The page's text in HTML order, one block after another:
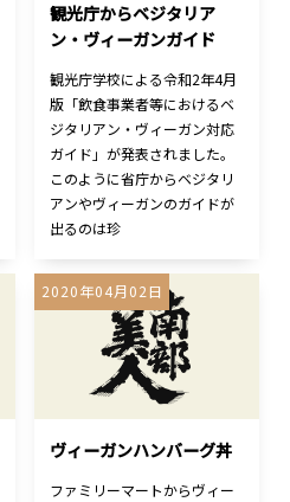
観光庁からベジタリア
ン・ヴィーガンガイド
観光庁学校による令和2年4月
版「飲食事業者等におけるベ
ジタリアン・ヴィーガン対応
ガイド」が発表されました。
このように省庁からベジタリ
アンやヴィーガンのガイドが
出るのは珍
2020年04月02日
ヴィーガンハンバーグ丼
ファミリーマートからヴィー